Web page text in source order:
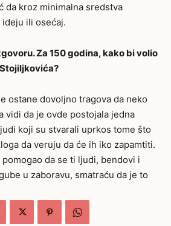
da kroz minimalna sredstva
ili osećaj.
Za 150 godina, kako bi volio
ostane dovoljno tragova da neko
vidi da je ovde postojala jedna
koji su stvarali uprkos tome što
da veruju da će ih iko zapamtiti.
pomogao da se ti ljudi, bendovi i
u zaboravu, smatraću da je to